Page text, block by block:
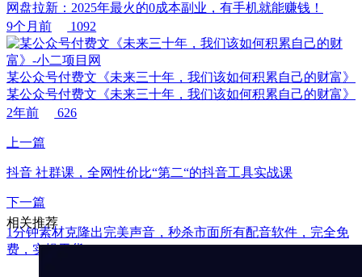
网盘拉新：2025年最火的0成本副业，有手机就能赚钱！
9个月前
1092
某公众号付费文《未来三十年，我们该如何积累自己的财富》
某公众号付费文《未来三十年，我们该如何积累自己的财富》
2年前
626
上一篇
抖音 社群课，全网性价比“第二“的抖音工具实战课
下一篇
1分钟素材克隆出完美声音，秒杀市面所有配音软件，完全免
费，实操干货+
相关推荐